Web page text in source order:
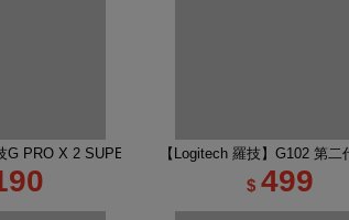
G PRO X 2 SUPERSTRIKE 無線類比遊戲滑鼠
【Logitech 羅技】G102 第
$ 499